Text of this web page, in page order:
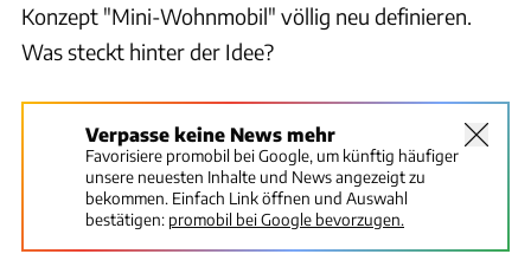
Konzept "Mini-Wohnmobil" völlig neu definieren.
Was steckt hinter der Idee?
Verpasse keine News mehr
Favorisiere promobil bei Google, um künftig häufiger
unsere neuesten Inhalte und News angezeigt zu
bekommen. Einfach Link öffnen und Auswahl
bestätigen: promobil bei Google bevorzugen.